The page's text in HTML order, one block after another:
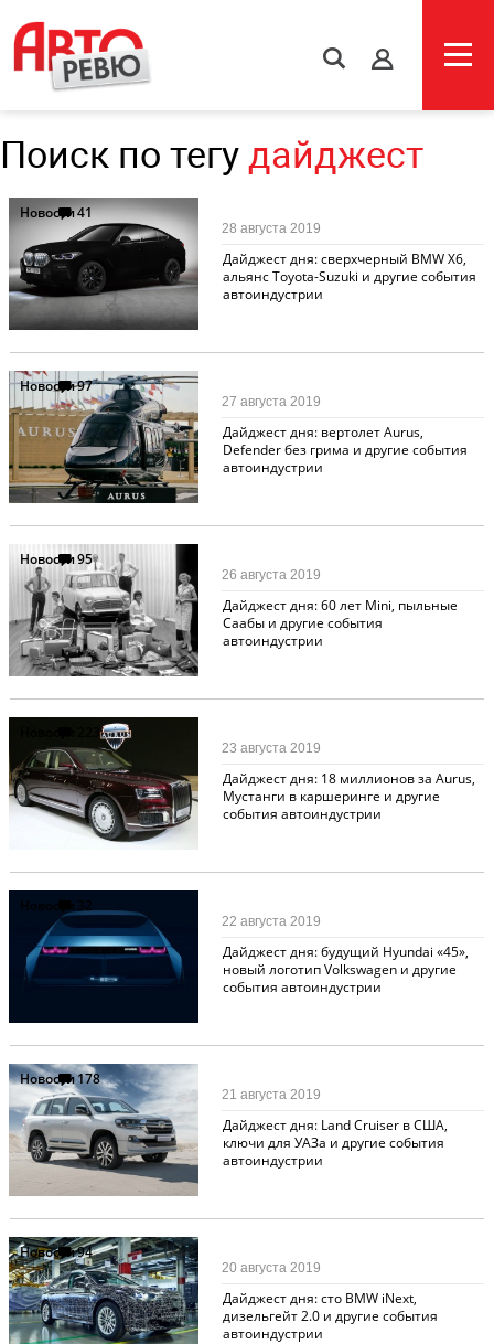
s
Поиск по тегу дайджест
Новости41
Дайджест дня: сверхчерный BMW X6,
альянс Toyota-Suzuki и другие события
автоиндустрии
28 августа 2019
Новости97
Дайджест дня: вертолет Aurus,
Defender без грима и другие события
автоиндустрии
27 августа 2019
Новости95
Дайджест дня: 60 лет Mini, пыльные
Саабы и другие события
автоиндустрии
26 августа 2019
223
Дайджест дня: 18 миллионов за Aurus,
Мустанги в каршеринге и другие
события автоиндустрии
23 августа 2019
Новости 32
Дайджест дня: будущий Hyundai «45»,
новый логотип Volkswagen и другие
события автоиндустрии
22 августа 2019
Новости178
Дайджест дня: Land Cruiser в США,
ключи для УАЗа и другие события
автоиндустрии
21 августа 2019
Новости94
Дайджест дня: сто BMW iNext,
дизельгейт 2.0 и другие события
автоиндустрии
20 августа 2019